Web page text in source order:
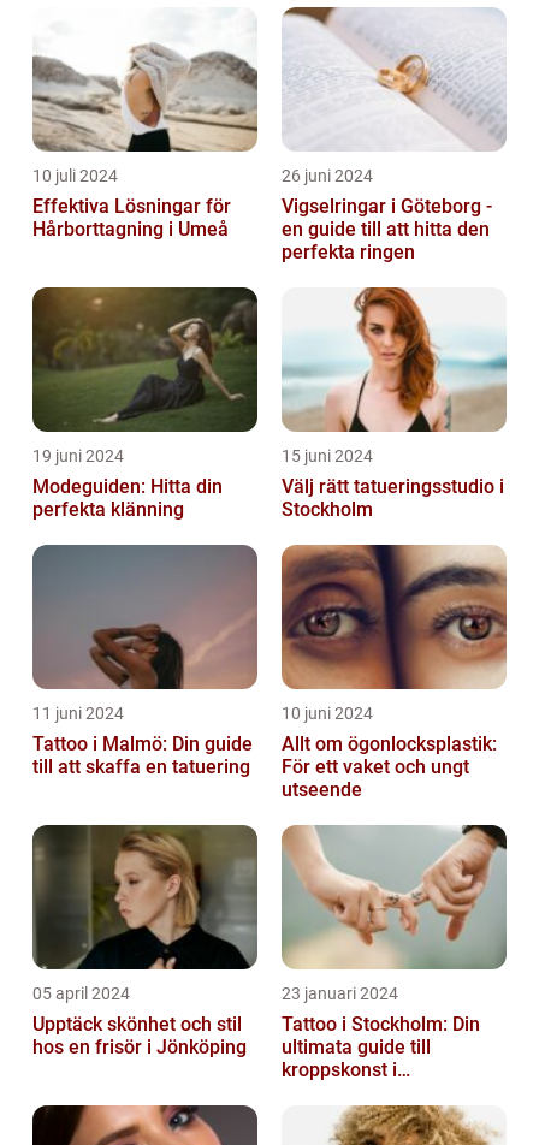
10 juli 2024
Effektiva Lösningar för
Hårborttagning i Umeå
26 juni 2024
Vigselringar i Göteborg -
en guide till att hitta den
perfekta ringen
19 juni 2024
Modeguiden: Hitta din
perfekta klänning
15 juni 2024
Välj rätt tatueringsstudio i
Stockholm
11 juni 2024
Tattoo i Malmö: Din guide
till att skaffa en tatuering
10 juni 2024
Allt om ögonlocksplastik:
För ett vaket och ungt
utseende
05 april 2024
Upptäck skönhet och stil
hos en frisör i Jönköping
23 januari 2024
Tattoo i Stockholm: Din
ultimata guide till
kroppskonst i